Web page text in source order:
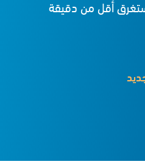
أقل من دقيقة